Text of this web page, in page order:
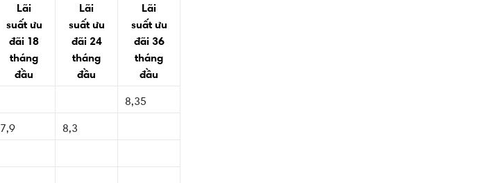
Lãi
suấtưu
đãi 18
tháng
đầu
Lãi
suấtưu
đãi 24
tháng
đầu
Lãi
suấtưu
đãi 36
tháng
đầu
8,35
7,9
8,3